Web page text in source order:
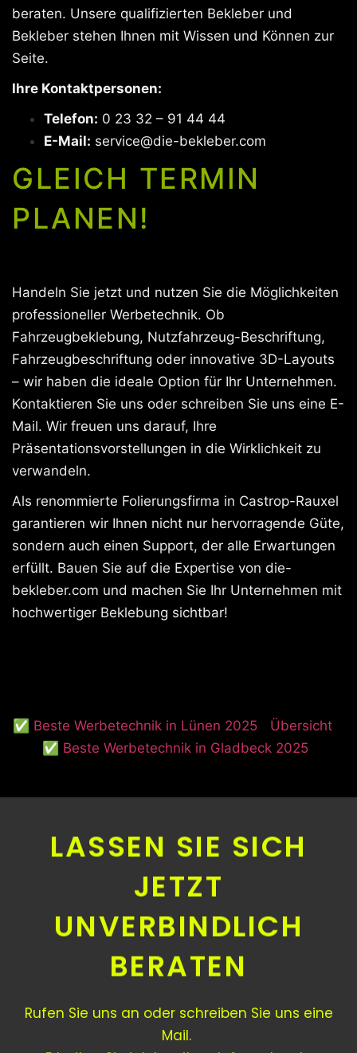
beraten. Unsere qualifizierten Bekleber und
Bekleber stehen Ihnen mit Wissen und Können zur
Seite.
Ihre Kontaktpersonen:
Telefon: 0 23 32 – 91 44 44
E-Mail: service@die-bekleber.com
GLEICH TERMIN
PLANEN!
Handeln Sie jetzt und nutzen Sie die Möglichkeiten
professioneller Werbetechnik. Ob
Fahrzeugbeklebung, Nutzfahrzeug-Beschriftung,
Fahrzeugbeschriftung oder innovative 3D-Layouts
– wir haben die ideale Option für Ihr Unternehmen.
Kontaktieren Sie uns oder schreiben Sie uns eine E-
Mail. Wir freuen uns darauf, Ihre
Präsentationsvorstellungen in die Wirklichkeit zu
verwandeln.
Als renommierte Folierungsfirma in Castrop-Rauxel
garantieren wir Ihnen nicht nur hervorragende Güte,
sondern auch einen Support, der alle Erwartungen
erfüllt. Bauen Sie auf die Expertise von die-
bekleber.com und machen Sie Ihr Unternehmen mit
hochwertiger Beklebung sichtbar!
✅ Beste Werbetechnik in Lünen 2025
Übersicht
✅ Beste Werbetechnik in Gladbeck 2025
LASSEN SIE SICH
JETZT
UNVERBINDLICH
BERATEN
Rufen Sie uns an oder schreiben Sie uns eine
Mail.